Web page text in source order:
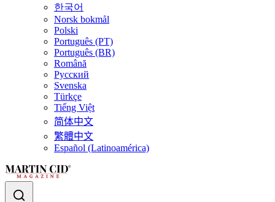
한국어
Norsk bokmål
Polski
Português (PT)
Português (BR)
Română
Русский
Svenska
Türkçe
Tiếng Việt
简体中文
繁體中文
Español (Latinoamérica)